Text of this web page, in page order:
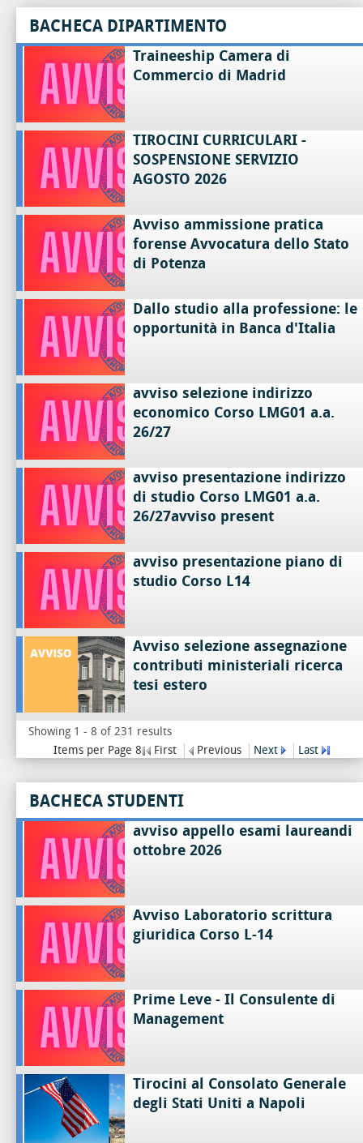
BACHECA DIPARTIMENTO
Traineeship Camera di
Commercio di Madrid
TIROCINI CURRICULARI -
SOSPENSIONE SERVIZIO
AGOSTO 2026
Avviso ammissione pratica
forense Avvocatura dello Stato
di Potenza
Dallo studio alla professione: le
opportunità in Banca d'Italia
avviso selezione indirizzo
economico Corso LMG01 a.a.
26/27
avviso presentazione indirizzo
di studio Corso LMG01 a.a.
26/27avviso present
avviso presentazione piano di
studio Corso L14
Avviso selezione assegnazione
contributi ministeriali ricerca
tesi estero
Showing 1 - 8 of 231 results
Items per Page 8
First Previous Next Last
BACHECA STUDENTI
avviso appello esami laureandi
ottobre 2026
Avviso Laboratorio scrittura
giuridica Corso L-14
Prime Leve - Il Consulente di
Management
Tirocini al Consolato Generale
degli Stati Uniti a Napoli